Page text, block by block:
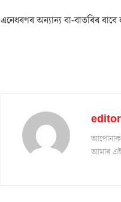
এনেধৰণৰ অন্যান্য বা-বাতৰিৰ
editor
আপোনাক
আমাৰ